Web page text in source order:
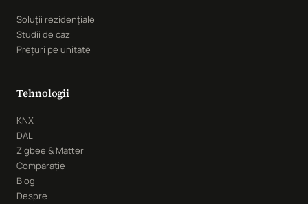
Soluții rezidențiale
Studii de caz
Prețuri pe unitate
Tehnologii
KNX
DALI
Zigbee & Matter
Comparație
Blog
Despre